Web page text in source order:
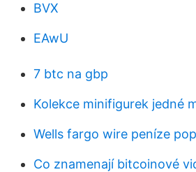
BVX
EAwU
7 btc na gbp
Kolekce minifigurek jedné
Wells fargo wire peníze
Co znamenají bitcoinové